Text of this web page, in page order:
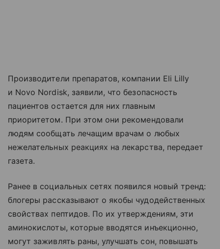
Производители препаратов, компании Eli Lilly
и Novo Nordisk, заявили, что безопасность
пациентов остается для них главным
приоритетом. При этом они рекомендовали
людям сообщать лечащим врачам о любых
нежелательных реакциях на лекарства, передает
газета.
Ранее в социальных сетях появился новый тренд:
блогеры рассказывают о якобы чудодейственных
свойствах пептидов. По их утверждениям, эти
аминокислоты, которые вводятся инъекционно,
могут заживлять раны, улучшать сон, повышать